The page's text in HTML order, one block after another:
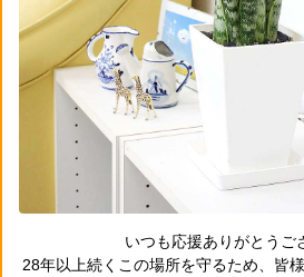
いつも応援ありがとうご
28年以上続くこの場所を守るため、皆